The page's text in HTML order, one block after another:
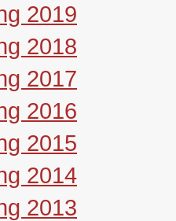
2019
2018
2017
2016
2015
2014
2013